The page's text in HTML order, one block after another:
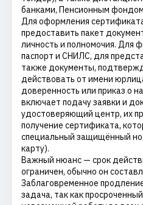
банками, Пенсионным
Для оформления
предоставить пакет
личность и полномочия. Для
паспорт и СНИЛС, для
также документы,
действовать от имени
доверенность или приказ о
включает подачу заявки и
удостоверяющий центр, их
получение сертификата,
специальный защищённый
карту).
Важный нюанс — срок
ограничен, обычно он
Заблаговременное
задача, так как